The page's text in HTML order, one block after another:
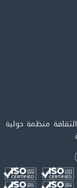
منظمة دولية